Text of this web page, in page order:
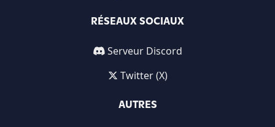
RÉSEAUX SOCIAUX
Serveur Discord
Twitter (X)
AUTRES